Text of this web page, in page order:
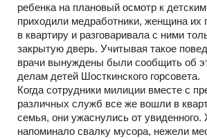
ребенка на плановый осмотр к
приходили медработники, женщина их
в квартиру и разговаривала с ними
закрытую дверь. Учитывая такое
врачи вынуждены были сообщить об
делам детей Шосткинского горсовета.
Когда сотрудники милиции вместе с
различных служб все же вошли в
семья, они ужаснулись от
напоминало свалку мусора, нежели